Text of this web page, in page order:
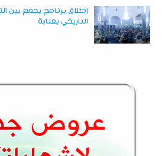
إطلاق برنامج يجمع بين
التاريخي بعنابة